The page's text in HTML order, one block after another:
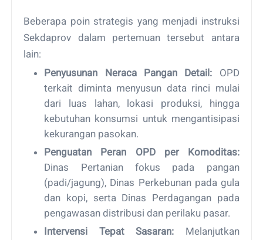
Beberapa poin strategis yang menjadi instruksi
Sekdaprov dalam pertemuan tersebut antara
lain:
Penyusunan Neraca Pangan Detail: OPD
terkait diminta menyusun data rinci mulai
dari luas lahan, lokasi produksi, hingga
kebutuhan konsumsi untuk mengantisipasi
kekurangan pasokan.
Penguatan Peran OPD per Komoditas:
Dinas Pertanian fokus pada pangan
(padi/jagung), Dinas Perkebunan pada gula
dan kopi, serta Dinas Perdagangan pada
pengawasan distribusi dan perilaku pasar.
Intervensi Tepat Sasaran: Melanjutkan